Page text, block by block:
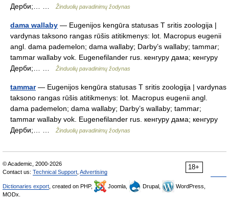
Дерби;… …
Žinduolių pavadinimų žodynas
dama wallaby — Eugenijos kengūra statusas T sritis zoologija |
vardynas taksono rangas rūšis atitikmenys: lot. Macropus eugenii
angl. dama pademelon; dama wallaby; Darby’s wallaby; tammar;
tammar wallaby vok. Eugenefilander rus. кенгуру дама; кенгуру
Дерби;… …
Žinduolių pavadinimų žodynas
tammar— Eugenijos kengūra statusas T sritis zoologija | vardynas
taksono rangas rūšis atitikmenys: lot. Macropus eugenii angl.
dama pademelon; dama wallaby; Darby’s wallaby; tammar;
tammar wallaby vok. Eugenefilander rus. кенгуру дама; кенгуру
Дерби;… …
Žinduolių pavadinimų žodynas
18+
© Academic, 2000-2026
Contact us: Technical Support Advertising
Dictionaries export , created on PHP, Joomla, Drupal,
WordPress,
MODx.